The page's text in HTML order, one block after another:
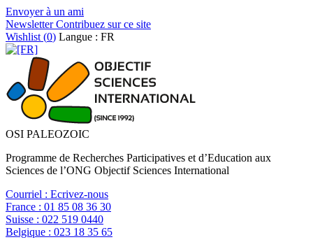
Envoyer à un ami
NewsletterContribuez sur ce site
Wishlist (0) Langue : FR
OSI PALEOZOIC
Programme de Recherches Participatives et d’Education aux
Sciences de l’ONG Objectif Sciences International
Courriel : Ecrivez-nous
France : 01 85 08 36 30
Suisse : 022 519 0440
Belgique : 023 18 35 65